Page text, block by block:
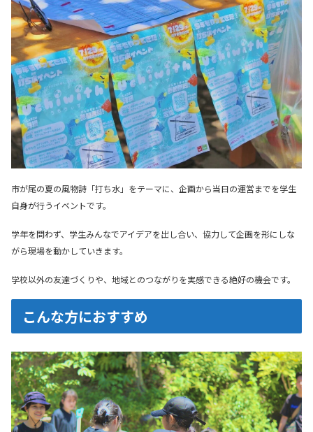
市が尾の夏の風物詩「打ち水」をテーマに、企画から当日の運営までを学生
自身が行うイベントです。
学年を問わず、学生みんなでアイデアを出し合い、協力して企画を形にしな
がら現場を動かしていきます。
学校以外の友達づくりや、地域とのつながりを実感できる絶好の機会です。
こんな方におすすめ